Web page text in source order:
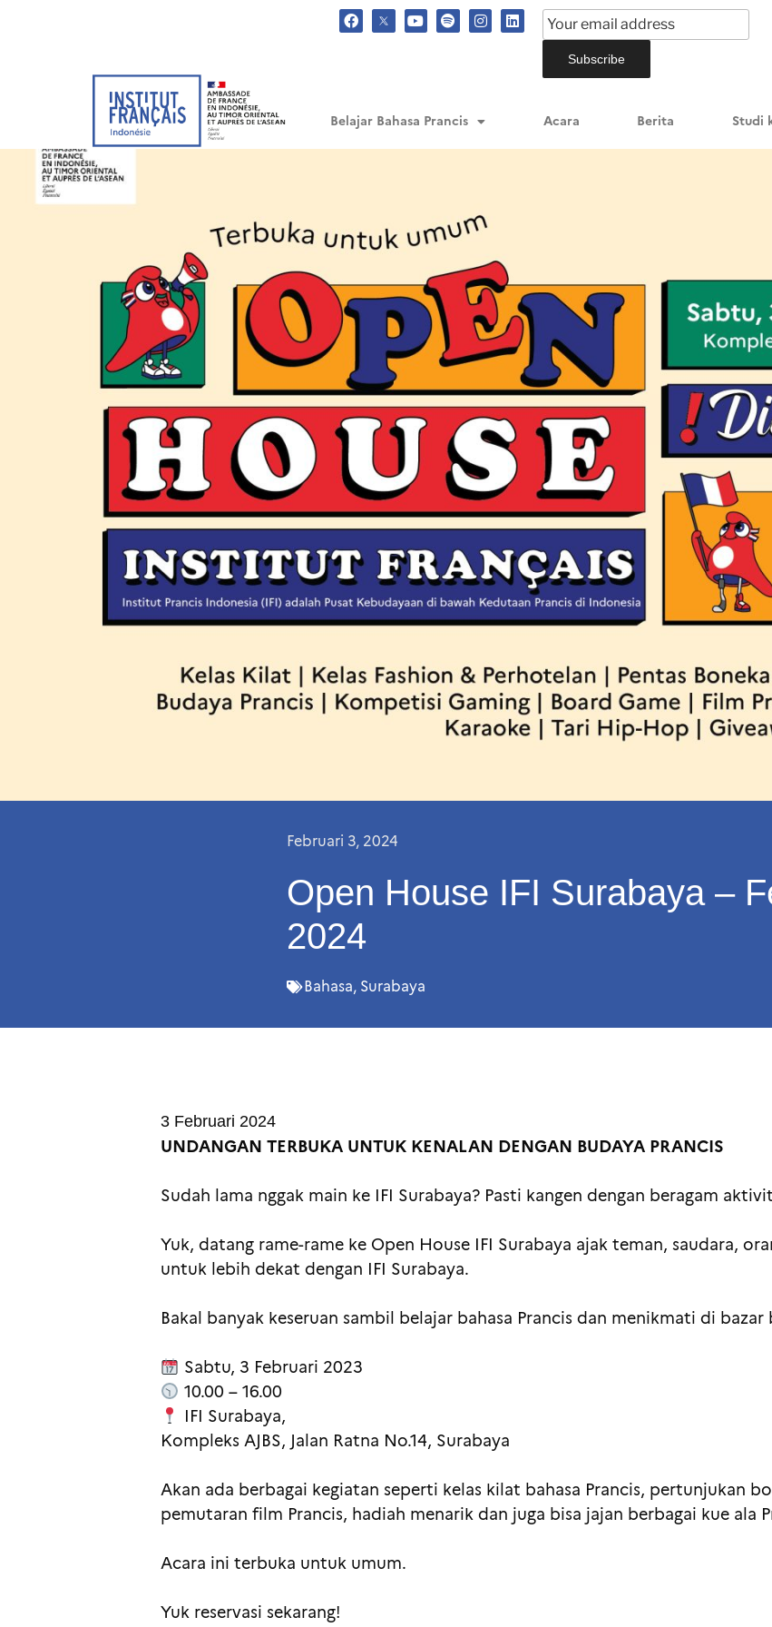
Belajar Bahasa Prancis Acara Berita Studi
Februari 3, 2024
Open House IFI Surabaya –
2024
Bahasa, Surabaya
3 Februari 2024
UNDANGAN TERBUKA UNTUK KENALAN DENGAN BUDAYA PRANCIS
Sudah lama nggak main ke IFI Surabaya? Pasti kangen dengan beragam
Yuk, datang rame-rame ke Open House IFI Surabaya ajak teman, saudara,
untuk lebih dekat dengan IFI Surabaya.
Bakal banyak keseruan sambil belajar bahasa Prancis dan menikmati di
Sabtu, 3 Februari 2023
10.00 – 16.00
IFI Surabaya,
Kompleks AJBS, Jalan Ratna No.14, Surabaya
Akan ada berbagai kegiatan seperti kelas kilat bahasa Prancis, pertunjukan
pemutaran film Prancis, hadiah menarik dan juga bisa jajan berbagai kue ala
Acara ini terbuka untuk umum.
Yuk reservasi sekarang!